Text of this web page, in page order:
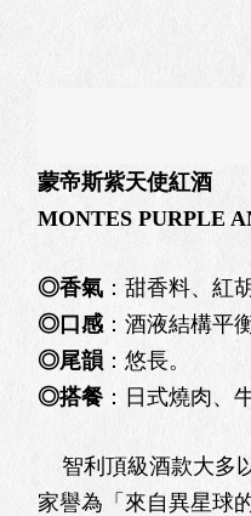
蒙帝斯紫天使紅酒
MONTES PURPLE
◎香氣：甜香料、紅
◎口感：酒液結構平
◎尾韻：悠長。
◎搭餐：日式燒肉、
智利頂級酒款大多
家譽為「來自異星球